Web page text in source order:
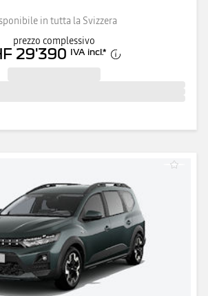
in tutta la Svizzera
prezzo complessivo
29'390 IVA incl.*